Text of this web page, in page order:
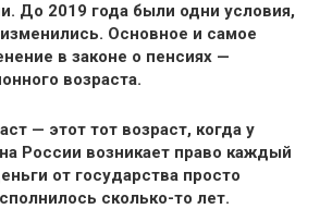
До 2019 года были одни условия,
Основное и самое
в законе о пенсиях —
возраста.
— этот тот возраст, когда у
России возникает право каждый
от государства просто
сколько-то лет.